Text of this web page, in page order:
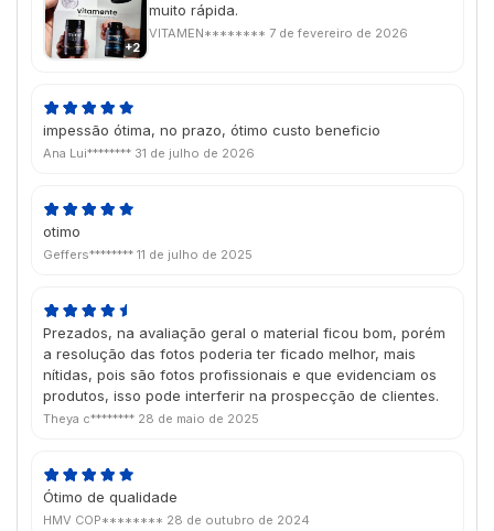
+2
muito rápida.
VITAMEN******** 7 de fevereiro de 2026
impessão ótima, no prazo, ótimo custo beneficio
Ana Lui******** 31 de julho de 2026
otimo
Geffers******** 11 de julho de 2025
Prezados, na avaliação geral o material ficou bom, porém
a resolução das fotos poderia ter ficado melhor, mais
nítidas, pois são fotos profissionais e que evidenciam os
produtos, isso pode interferir na prospecção de clientes.
Theya c******** 28 de maio de 2025
Ótimo de qualidade
HMV COP******** 28 de outubro de 2024